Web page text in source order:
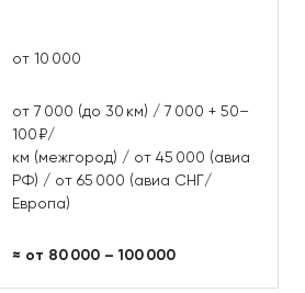
от 10 000
от 7 000 (до 30 км) / 7 000 + 50–
100 ₽/
км (межгород) / от 45 000 (авиа
РФ) / от 65 000 (авиа СНГ/
Европа)
≈ от 80 000 – 100 000